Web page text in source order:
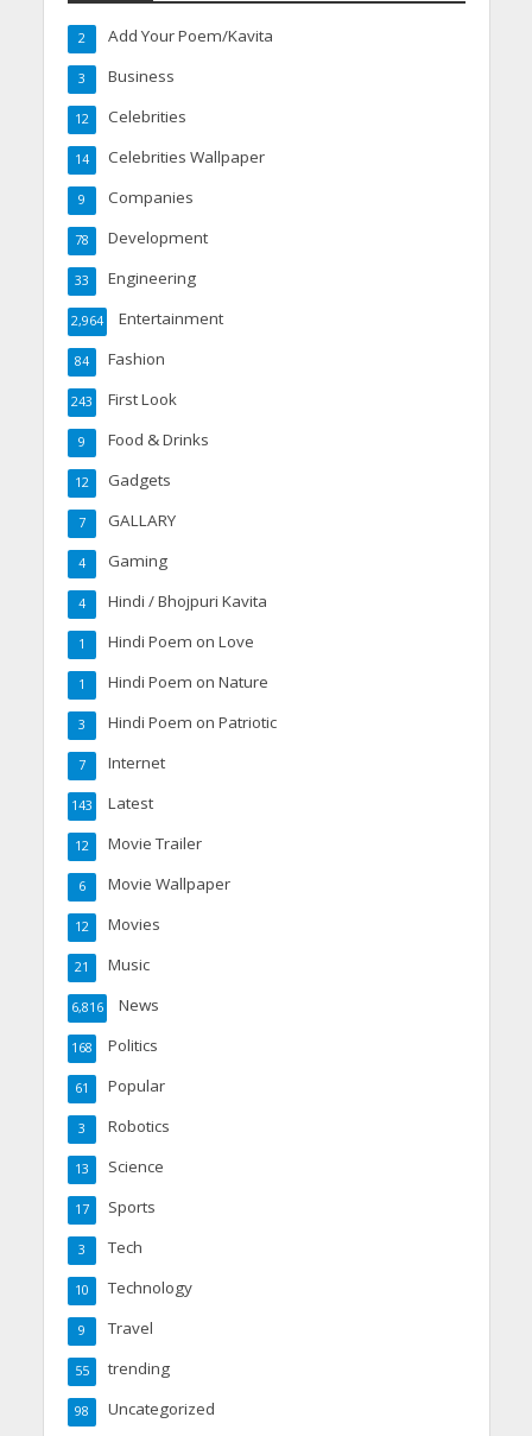
Add Your Poem/Kavita
2
Business
3
Celebrities
12
Celebrities Wallpaper
14
Companies
9
Development
78
Engineering
33
Entertainment
2,964
Fashion
84
First Look
243
Food & Drinks
9
Gadgets
12
GALLARY
7
Gaming
4
Hindi / Bhojpuri Kavita
4
Hindi Poem on Love
1
Hindi Poem on Nature
1
Hindi Poem on Patriotic
3
Internet
7
Latest
143
Movie Trailer
12
Movie Wallpaper
6
Movies
12
Music
21
News
6,816
Politics
168
Popular
61
Robotics
3
Science
13
Sports
17
Tech
3
Technology
10
Travel
9
trending
55
Uncategorized
98